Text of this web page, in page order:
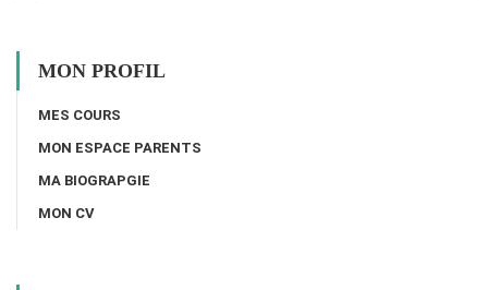
MON PROFIL
MES COURS
MON ESPACE PARENTS
MA BIOGRAPGIE
MON CV